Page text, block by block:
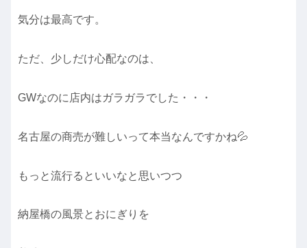
気分は最高です。
ただ、少しだけ心配なのは、
GWなのに店内はガラガラでした・・・
名古屋の商売が難しいって本当なんですかね💦
もっと流行るといいなと思いつつ
納屋橋の風景とおにぎりを